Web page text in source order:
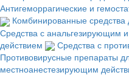
Антигеморрагические и
Комбинированные
Средства с
действием
Средства с
Противовирусные препараты
местноанестезирующим